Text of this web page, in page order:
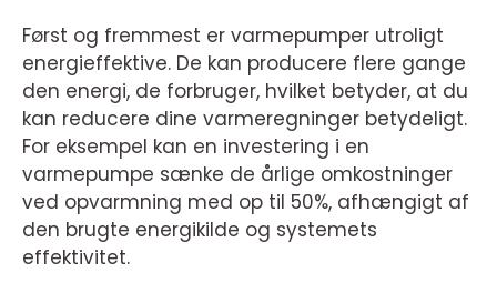
Først og fremmest er varmepumper utroligt
energieffektive. De kan producere flere gange
den energi, de forbruger, hvilket betyder, at du
kan reducere dine varmeregninger betydeligt.
For eksempel kan en investering i en
varmepumpe sænke de årlige omkostninger
ved opvarmning med op til 50%, afhængigt af
den brugte energikilde og systemets
effektivitet.